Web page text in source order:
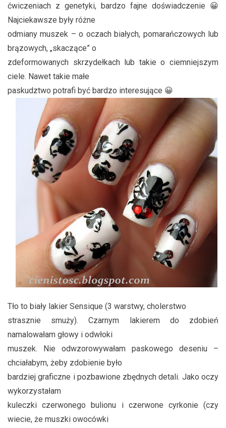
ćwiczeniach z genetyki, bardzo fajne doświadczenie 😀
Najciekawsze były różne
odmiany muszek – o oczach białych, pomarańczowych lub
brązowych, „skaczące” o
zdeformowanych skrzydełkach lub takie o ciemniejszym
ciele. Nawet takie małe
paskudztwo potrafi być bardzo interesujące 😀
Tło to biały lakier Sensique (3 warstwy, cholerstwo
strasznie smuży). Czarnym lakierem do zdobień
namalowałam głowy i odwłoki
muszek. Nie odwzorowywałam paskowego deseniu –
chciałabym, żeby zdobienie było
bardziej graficzne i pozbawione zbędnych detali. Jako oczy
wykorzystałam
kuleczki czerwonego bulionu i czerwone cyrkonie (czy
wiecie, że muszki owocówki